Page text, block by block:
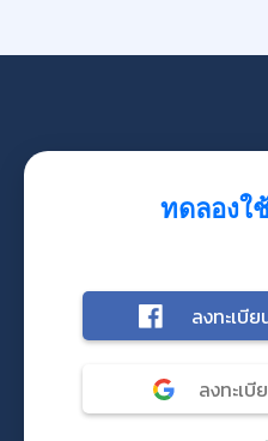
ทดลองใ